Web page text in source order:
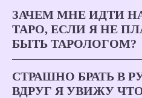
ЗАЧЕМ МНЕ ИДТИ
ТАРО, ЕСЛИ Я НЕ
БЫТЬ ТАРОЛОГОМ?
СТРАШНО БРАТЬ В
ВДРУГ Я УВИЖУ